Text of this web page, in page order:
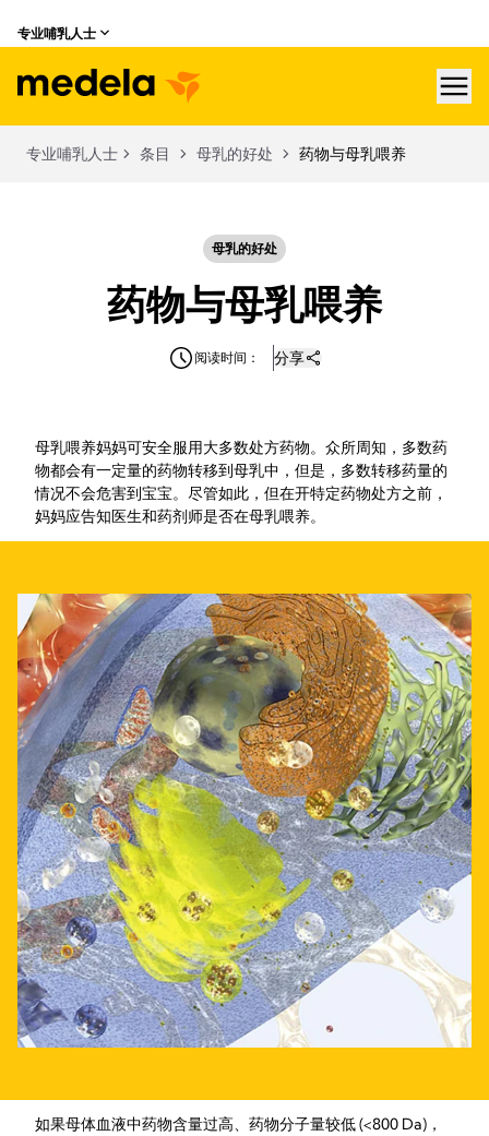
专业哺乳人士
专业哺乳人士 条目 母乳的好处 药物与母乳喂养
母乳的好处
药物与母乳喂养
阅读时间： 分享
母乳喂养妈妈可安全服用大多数处方药物。众所周知，多数药
物都会有一定量的药物转移到母乳中，但是，多数转移药量的
情况不会危害到宝宝。尽管如此，但在开特定药物处方之前，
妈妈应告知医生和药剂师是否在母乳喂养。
如果母体血液中药物含量过高、药物分子量较低 (<800 Da)，